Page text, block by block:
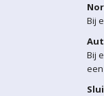
Bij
Bij